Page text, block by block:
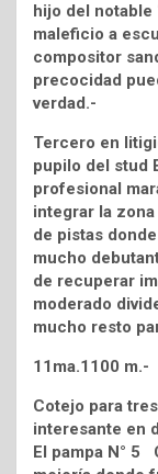
hijo del notable
maleficio a
compositor
precocidad
verdad.-
Tercero en
pupilo del stud
profesional
integrar la
de pistas
mucho
de recuperar
moderado
mucho resto
11ma.1100 m.-
Cotejo para
interesante en
El pampa N° 5